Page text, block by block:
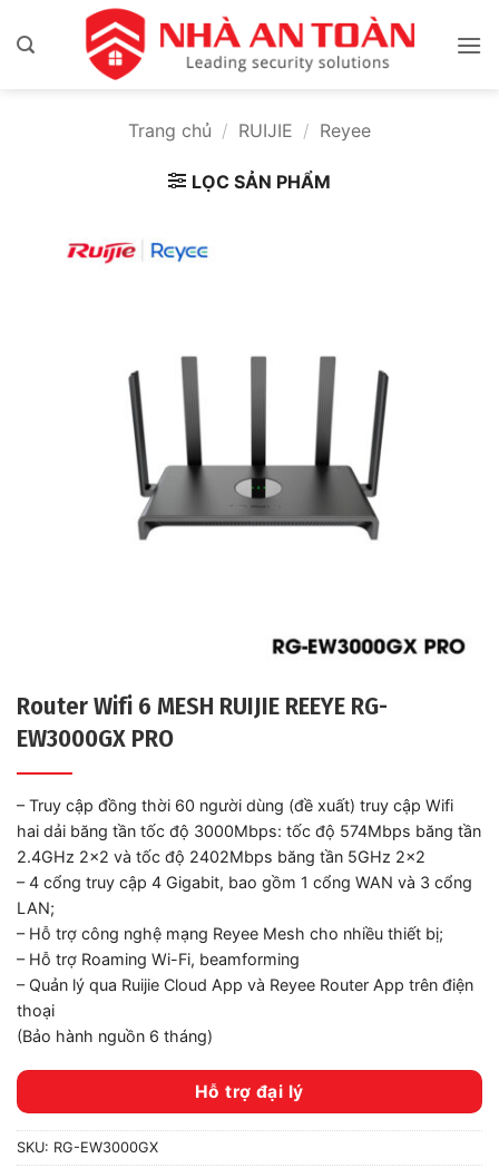
qua
Trang chủ / RUIJIE / Reyee
LỌC SẢN PHẨM
Router Wifi 6 MESH RUIJIE REEYE RG-
EW3000GX PRO
– Truy cập đồng thời 60 người dùng (đề xuất) truy cập Wifi
hai dải băng tần tốc độ 3000Mbps: tốc độ 574Mbps băng tần
2.4GHz 2×2 và tốc độ 2402Mbps băng tần 5GHz 2×2
– 4 cổng truy cập 4 Gigabit, bao gồm 1 cổng WAN và 3 cổng
LAN;
– Hỗ trợ công nghệ mạng Reyee Mesh cho nhiều thiết bị;
– Hỗ trợ Roaming Wi-Fi, beamforming
– Quản lý qua Ruijie Cloud App và Reyee Router App trên điện
thoại
(Bảo hành nguồn 6 tháng)
Hỗ trợ đại lý
SKU: RG-EW3000GX